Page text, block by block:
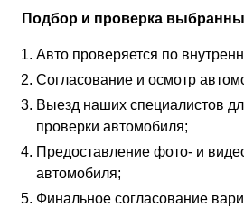
Подбор и проверка
Авто проверяется по
Согласование и осмотр
Выезд наших специалистов
проверки автомобиля;
Предоставление фото- и
автомобиля;
Финальное согласование